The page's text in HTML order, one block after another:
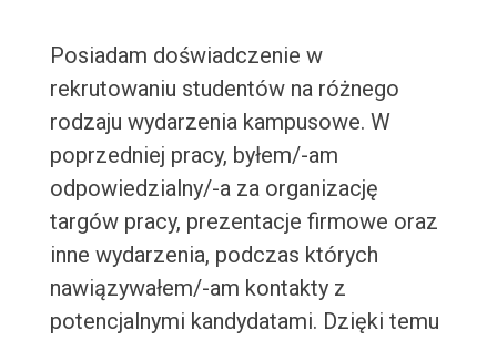
Posiadam doświadczenie w
rekrutowaniu studentów na różnego
rodzaju wydarzenia kampusowe. W
poprzedniej pracy, byłem/-am
odpowiedzialny/-a za organizację
targów pracy, prezentacje firmowe oraz
inne wydarzenia, podczas których
nawiązywałem/-am kontakty z
potencjalnymi kandydatami. Dzięki temu